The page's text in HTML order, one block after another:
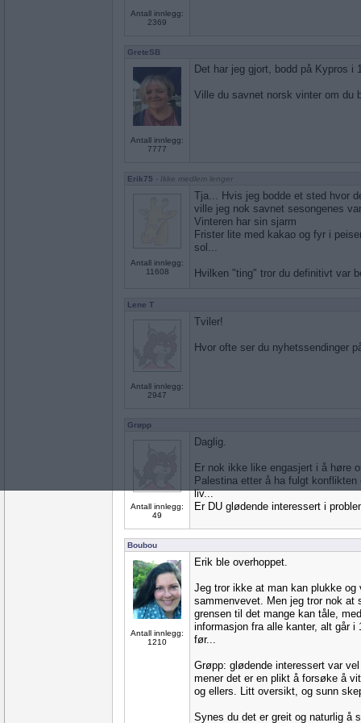
Antall innlegg:
2369
GreteSB
Antall innlegg:
7777
Det har jeg gjort, bodd på Kypros i
Ville du savnet norsk vinter om du
Erik75 - Ikke medlem lenger
Antall innlegg:
11608
Tja... Hvis jeg bodde et sted hvor
ville jeg nok savnet sesongenes
Vinteren har sin sjarm
Frister lite med kakao og fyr i
sol...
Hvilken "ting" tror du definitivt var
Lene T
Antall innlegg:
2947
Tviler!
Hvor ofte ser du nyhetssendinger
Grøpp
Antall innlegg:
49
Daglig.
Er nok ikke like engasjert i å høre
Palestina etter å ha fulgt
liv...
Er DU glødende interessert i
Boubou
Antall innlegg:
1210
Erik ble overhoppet.
Jeg tror ikke at man kan plukke og
sammenvevet. Men jeg tror nok at
grensen til det mange kan tåle,
informasjon fra alle kanter, alt går i
før...
Grøpp: glødende interessert var
mener det er en plikt å forsøke å
og ellers. Litt oversikt, og sunn
Synes du det er greit og naturlig å